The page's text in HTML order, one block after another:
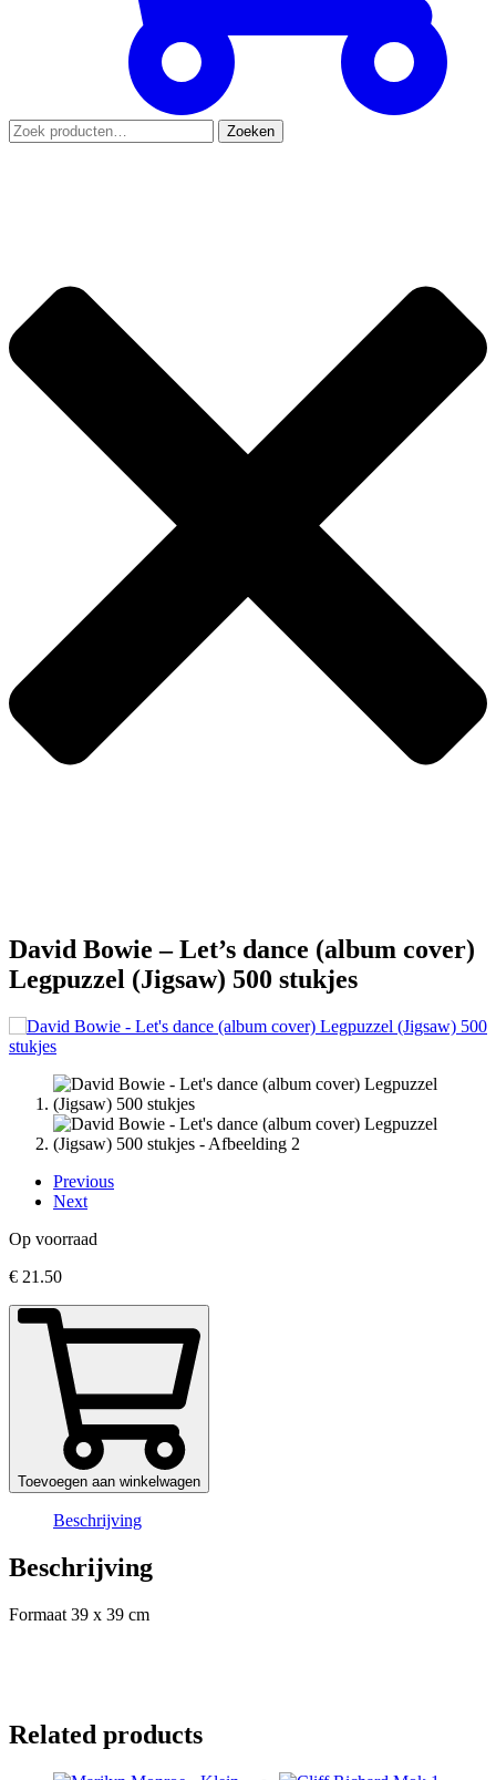
Zoeken
naar:
Zoeken
David Bowie – Let’s dance (album cover)
Legpuzzel (Jigsaw) 500 stukjes
Previous
Next
Op voorraad
€ 21.50
Toevoegen aan winkelwagen
Beschrijving
Beschrijving
Formaat 39 x 39 cm
Related products